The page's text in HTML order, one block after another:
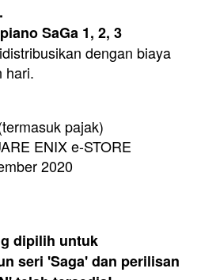
SaGa 1, 2, 3
dengan biaya
hari.
pajak)
ENIX e-STORE
2020
dipilih untuk
seri 'Saga' dan perilisan